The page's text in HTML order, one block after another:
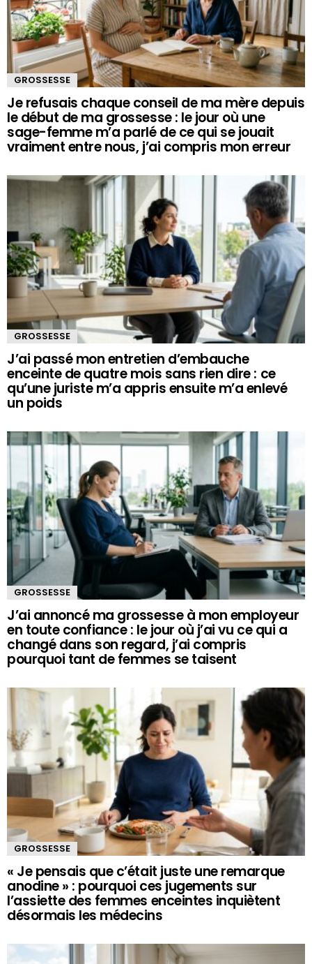
GROSSESSE
Je refusais chaque conseil de ma mère depuis
le début de ma grossesse : le jour où une
sage-femme m’a parlé de ce qui se jouait
vraiment entre nous, j’ai compris mon erreur
GROSSESSE
J’ai passé mon entretien d’embauche
enceinte de quatre mois sans rien dire : ce
qu’une juriste m’a appris ensuite m’a enlevé
un poids
GROSSESSE
J’ai annoncé ma grossesse à mon employeur
en toute confiance : le jour où j’ai vu ce qui a
changé dans son regard, j’ai compris
pourquoi tant de femmes se taisent
GROSSESSE
« Je pensais que c’était juste une remarque
anodine » : pourquoi ces jugements sur
l’assiette des femmes enceintes inquiètent
désormais les médecins